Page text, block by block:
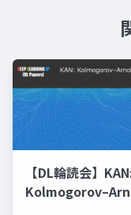
【DL輪読会】